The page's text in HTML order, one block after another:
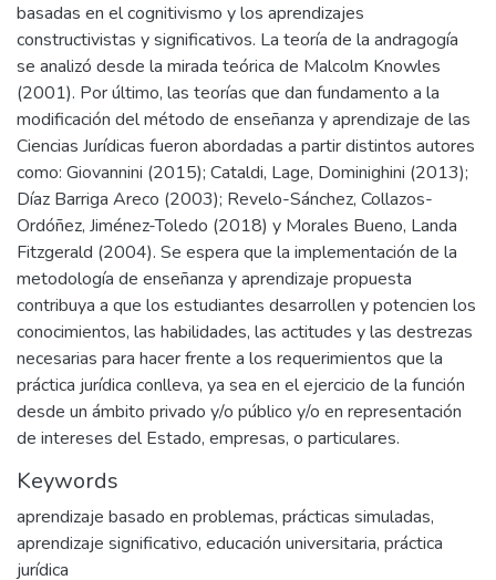
basadas en el cognitivismo y los aprendizajes
constructivistas y significativos. La teoría de la andragogía
se analizó desde la mirada teórica de Malcolm Knowles
(2001). Por último, las teorías que dan fundamento a la
modificación del método de enseñanza y aprendizaje de las
Ciencias Jurídicas fueron abordadas a partir distintos autores
como: Giovannini (2015); Cataldi, Lage, Dominighini (2013);
Díaz Barriga Areco (2003); Revelo-Sánchez, Collazos-
Ordóñez, Jiménez-Toledo (2018) y Morales Bueno, Landa
Fitzgerald (2004). Se espera que la implementación de la
metodología de enseñanza y aprendizaje propuesta
contribuya a que los estudiantes desarrollen y potencien los
conocimientos, las habilidades, las actitudes y las destrezas
necesarias para hacer frente a los requerimientos que la
práctica jurídica conlleva, ya sea en el ejercicio de la función
desde un ámbito privado y/o público y/o en representación
de intereses del Estado, empresas, o particulares.
Keywords
aprendizaje basado en problemas, prácticas simuladas,
aprendizaje significativo, educación universitaria, práctica
jurídica